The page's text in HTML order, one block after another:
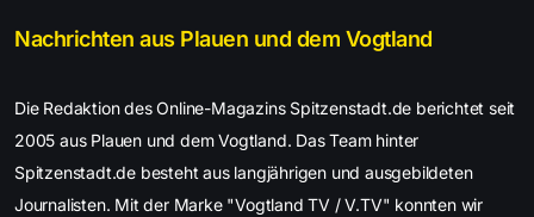
Nachrichten aus Plauen und dem Vogtland
Die Redaktion des Online-Magazins Spitzenstadt.de berichtet seit
2005 aus Plauen und dem Vogtland. Das Team hinter
Spitzenstadt.de besteht aus langjährigen und ausgebildeten
Journalisten. Mit der Marke "Vogtland TV / V.TV" konnten wir